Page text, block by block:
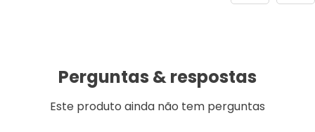
Perguntas & respostas
Este produto ainda não tem perguntas